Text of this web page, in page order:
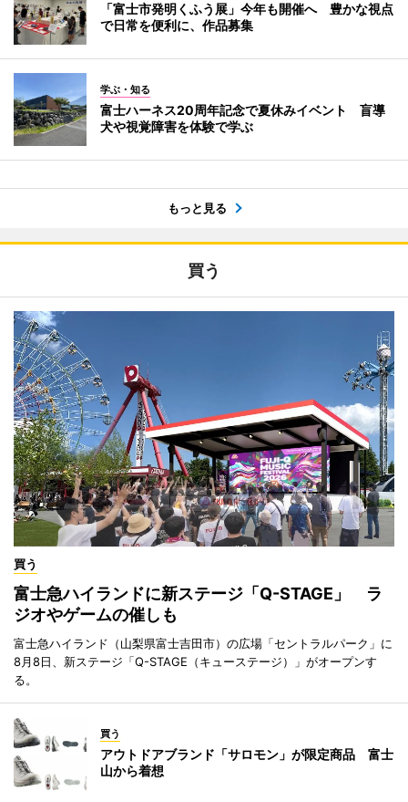
「富士市発明くふう展」今年も開催へ 豊かな視点
で日常を便利に、作品募集
学ぶ・知る
富士ハーネス20周年記念で夏休みイベント 盲導
犬や視覚障害を体験で学ぶ
もっと見る
買う
買う
富士急ハイランドに新ステージ「Q-STAGE」 ラ
ジオやゲームの催しも
富士急ハイランド（山梨県富士吉田市）の広場「セントラルパーク」に
8月8日、新ステージ「Q-STAGE（キューステージ）」がオープンす
る。
買う
アウトドアブランド「サロモン」が限定商品 富士
山から着想